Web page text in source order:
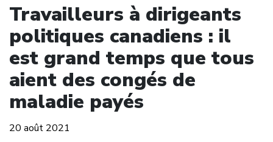
Travailleurs à dirigeants
politiques canadiens : il
est grand temps que tous
aient des congés de
maladie payés
20 août 2021